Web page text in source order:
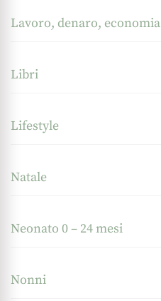
Lavoro, denaro, economia
Libri
Lifestyle
Natale
Neonato 0 – 24 mesi
Nonni